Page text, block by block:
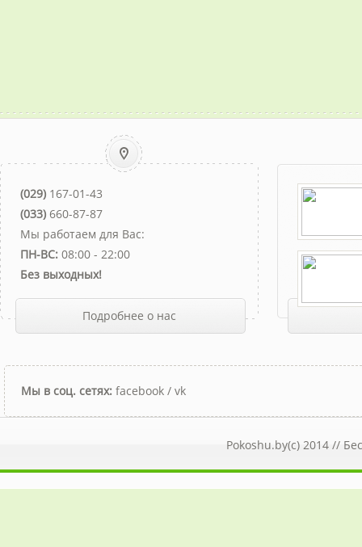
(029) 167-01-43
(033) 660-87-87
Мы работаем для Вас:
ПН-ВС: 08:00 - 22:00
Без выходных!
Подробнее о нас
Мы в соц. сетях: facebook / vk
Pokoshu.by(c) 2014 //